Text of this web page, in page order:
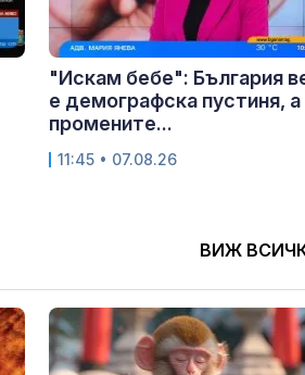
"Искам бебе": България
е демографска пустиня, а
промените...
11:45 • 07.08.26
ВИЖ